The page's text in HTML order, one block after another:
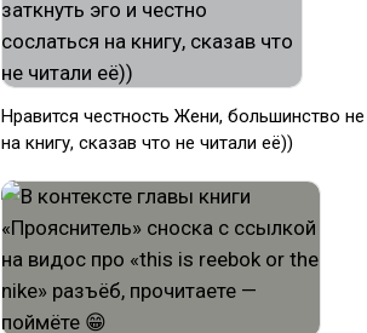
Нравится честность Жени, большинство
на книгу, сказав что не читали её))